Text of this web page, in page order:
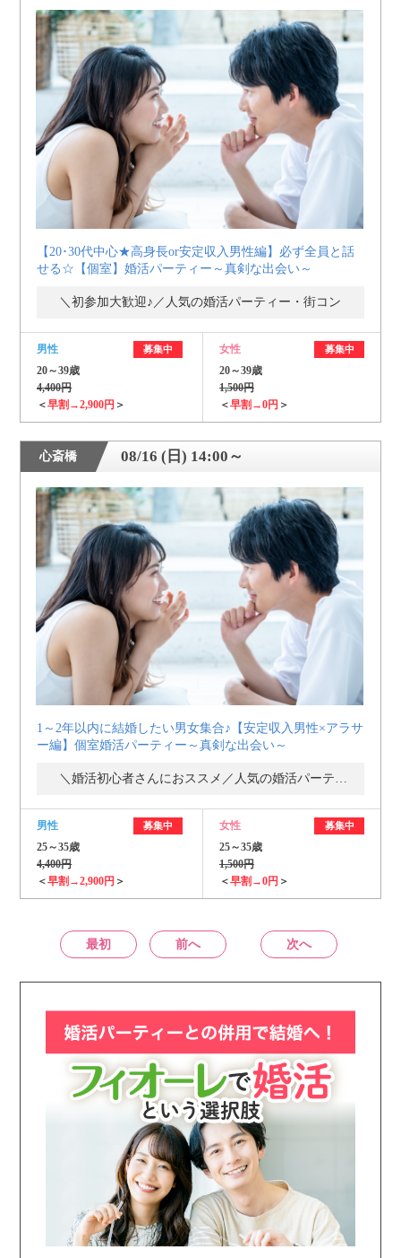
【20･30代中心★高身長or安定収入男性編】必ず全員と話
せる☆【個室】婚活パーティー～真剣な出会い～
＼初参加大歓迎♪／人気の婚活パーティー・街コン
男性 募集中
20～39歳
4,400円
＜早割→2,900円 ＞
女性 募集中
20～39歳
1,500円
＜早割→0円 ＞
心斎橋 08/16 (日) 14:00～
1～2年以内に結婚したい男女集合♪【安定収入男性×アラサ
ー編】個室婚活パーティー～真剣な出会い～
＼婚活初心者さんにおススメ／人気の婚活パーティー・街コン
男性 募集中
25～35歳
4,400円
＜早割→2,900円 ＞
女性 募集中
25～35歳
1,500円
＜早割→0円 ＞
最初 前へ 次へ